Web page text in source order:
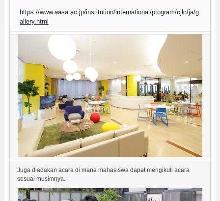
https://www.aasa.ac.jp/institution/international/program/cjlc/ja/g
allery.html
Juga diadakan acara di mana mahasiswa dapat mengikuti acara
sesuai musimnya.